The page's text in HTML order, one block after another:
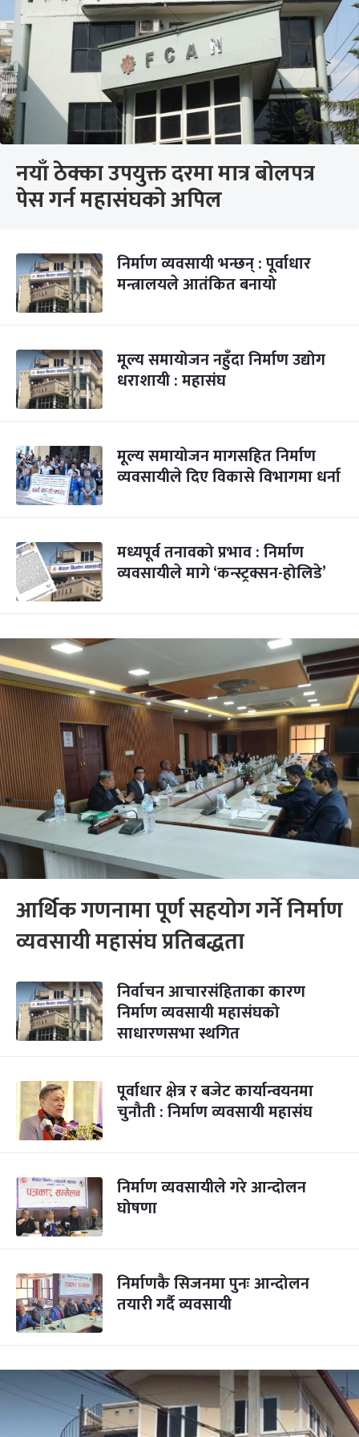
नयाँ ठेक्का उपयुक्त दरमा मात्र बोलपत्र
पेस गर्न महासंघको अपिल
निर्माण व्यवसायी भन्छन् : पूर्वाधार
मन्त्रालयले आतंकित बनायो
मूल्य समायोजन नहुँदा निर्माण उद्योग
धराशायी : महासंघ
मूल्य समायोजन मागसहित निर्माण
व्यवसायीले दिए विकासे विभागमा धर्ना
मध्यपूर्व तनावको प्रभाव : निर्माण
व्यवसायीले मागे ‘कन्स्ट्रक्सन-होलिडे’
आर्थिक गणनामा पूर्ण सहयोग गर्ने निर्माण
व्यवसायी महासंघ प्रतिबद्धता
निर्वाचन आचारसंहिताका कारण
निर्माण व्यवसायी महासंघको
साधारणसभा स्थगित
पूर्वाधार क्षेत्र र बजेट कार्यान्वयनमा
चुनौती : निर्माण व्यवसायी महासंघ
निर्माण व्यवसायीले गरे आन्दोलन
घोषणा
निर्माणकै सिजनमा पुनः आन्दोलन
तयारी गर्दै व्यवसायी